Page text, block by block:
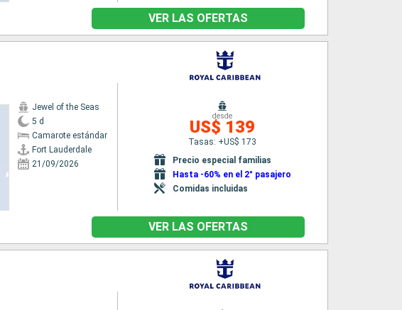
VER LAS OFERTAS
Jewel of the Seas
5 d
Camarote estándar
Fort Lauderdale
21/09/2026
desde
US$ 139
Tasas: +US$ 173
Precio especial familias
Hasta -60% en el 2° pasajero
Comidas incluidas
VER LAS OFERTAS